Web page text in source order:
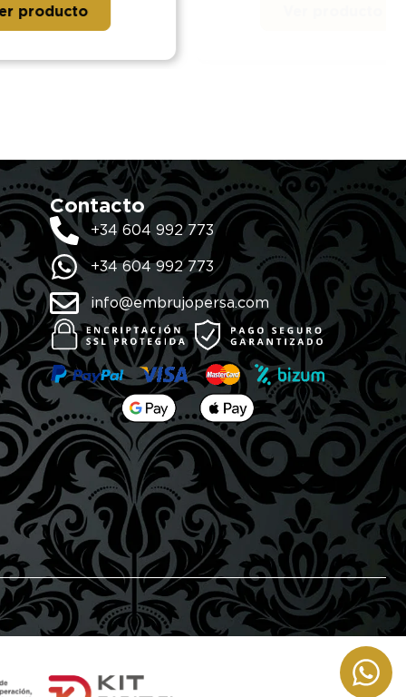
Contacto
+34 604 992 773
+34 604 992 773
info@embrujopersa.com